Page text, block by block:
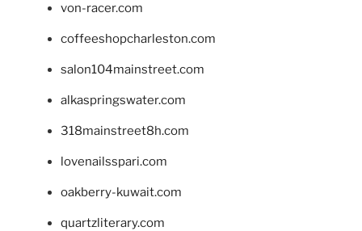
von-racer.com
coffeeshopcharleston.com
salon104mainstreet.com
alkaspringswater.com
318mainstreet8h.com
lovenailsspari.com
oakberry-kuwait.com
quartzliterary.com